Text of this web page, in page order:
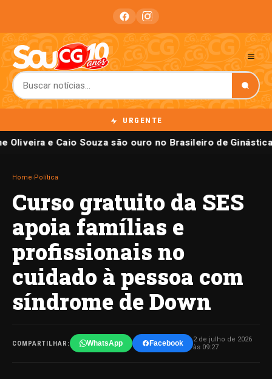
URGENTE
Oliveira e Caio Souza são ouro no Brasileiro de Ginástica
Home Política
Curso gratuito da SES
apoia famílias e
profissionais no
cuidado à pessoa com
síndrome de Down
COMPARTILHAR: WhatsApp Facebook
2 de julho de 2026
às 09:27